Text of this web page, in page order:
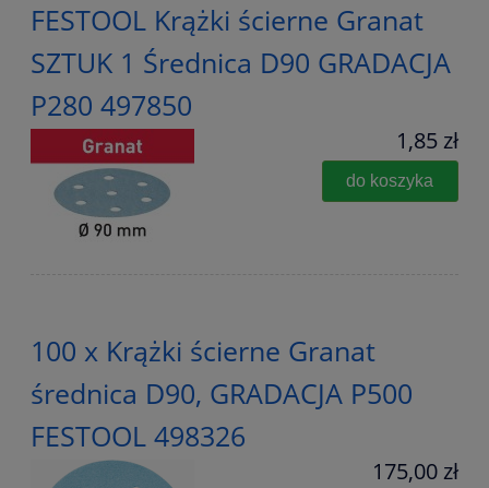
FESTOOL Krążki ścierne Granat
SZTUK 1 Średnica D90 GRADACJA
P280 497850
1,85 zł
do koszyka
100 x Krążki ścierne Granat
średnica D90, GRADACJA P500
FESTOOL 498326
175,00 zł